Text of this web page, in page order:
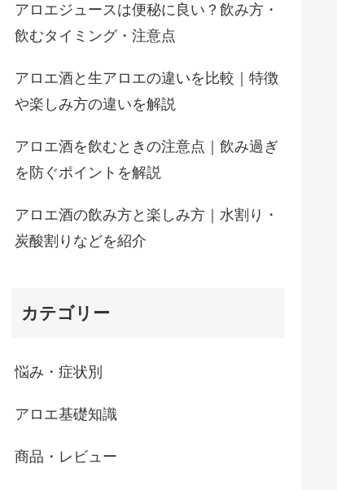
アロエジュースは便秘に良い？飲み方・
飲むタイミング・注意点
アロエ酒と生アロエの違いを比較｜特徴
や楽しみ方の違いを解説
アロエ酒を飲むときの注意点｜飲み過ぎ
を防ぐポイントを解説
アロエ酒の飲み方と楽しみ方｜水割り・
炭酸割りなどを紹介
カテゴリー
悩み・症状別
アロエ基礎知識
商品・レビュー